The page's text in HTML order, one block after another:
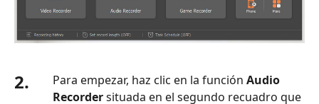
2. Para empezar, haz clic en la función Audio
Recordersituada en el segundo recuadro que